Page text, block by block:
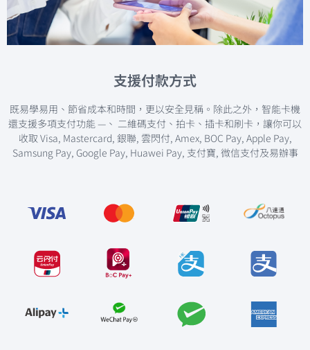
為你節省成本的
智能卡機
支援付款方式
既易學易用、節省成本和時間，更以安全見稱。除此之外，智能卡機
還支援多項支付功能 —、 二維碼支付、拍卡、插卡和刷卡，讓你可以
收取 Visa, Mastercard, 銀聯, 雲閃付, Amex, BOC Pay, Apple Pay,
Samsung Pay, Google Pay, Huawei Pay, 支付寶, 微信支付及易辦事